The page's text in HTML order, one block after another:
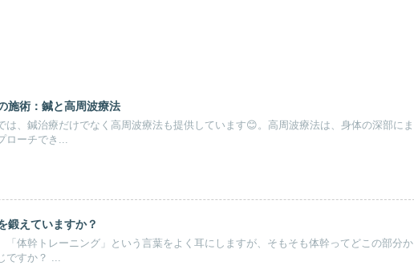
施術：鍼と高周波療法
は、鍼治療だけでなく高周波療法も提供しています😊。高周波療法は、身体の深部にま
ローチでき...
鍛えていますか？
「体幹トレーニング」という言葉をよく耳にしますが、そもそも体幹ってどこの部分か
ですか？ ...